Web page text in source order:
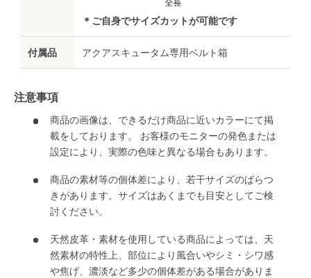
＊ご自身でサイズカットが可能です
付属品 アクアスキュータム専用ベルト箱
注意事項
商品の画像は、できるだけ商品に近いカラーにて掲
載をしております。 お客様のモニターの発色または
設定により、実際の色味と異なる場合もあります。
商品の素材等の個体差により、若干サイズのばらつ
きがあります。サイズはあくまでも目安としてご検
討ください。
天然皮革・素材を使用している商品によっては、天
然素材の特性上、部位により風合いやシミ・シワ感
や焦げ、濃淡など多少の個体差がある場合がありま